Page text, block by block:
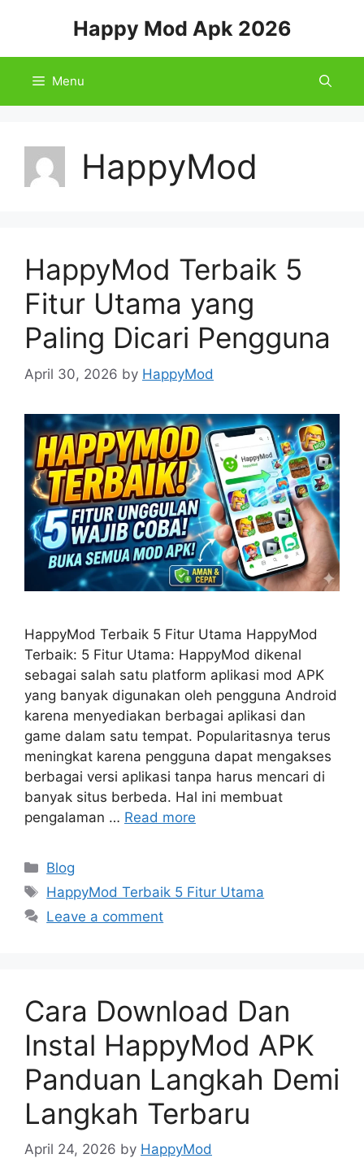
Happy Mod Apk 2026
Menu
HappyMod
HappyMod Terbaik 5
Fitur Utama yang
Paling Dicari Pengguna
April 30, 2026 by HappyMod
HappyMod Terbaik 5 Fitur Utama HappyMod
Terbaik: 5 Fitur Utama: HappyMod dikenal
sebagai salah satu platform aplikasi mod APK
yang banyak digunakan oleh pengguna Android
karena menyediakan berbagai aplikasi dan
game dalam satu tempat. Popularitasnya terus
meningkat karena pengguna dapat mengakses
berbagai versi aplikasi tanpa harus mencari di
banyak situs berbeda. Hal ini membuat
pengalaman … Read more
Categories
Blog
Tags
HappyMod Terbaik 5 Fitur Utama
Leave a comment
Cara Download Dan
Instal HappyMod APK
Panduan Langkah Demi
Langkah Terbaru
April 24, 2026 by HappyMod